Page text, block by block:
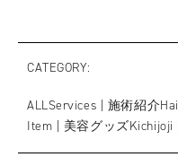
CATEGORY
ALLServices | 施術紹介
Item | 美容グッズKichijoji